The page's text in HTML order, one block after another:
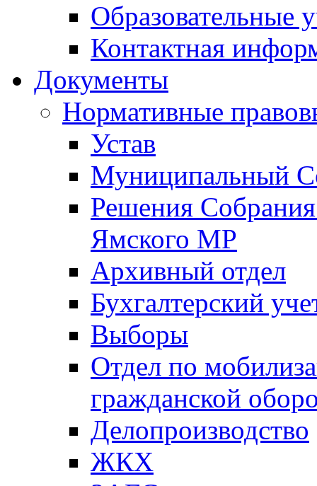
Образовательные
Контактная
Документы
Нормативные
Устав
Муниципальный
Решения
Ямского МР
Архивный отдел
Бухгалтерский
Выборы
Отдел по
гражданской
Делопроизводство
ЖКХ